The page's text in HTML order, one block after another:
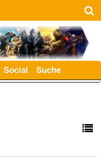
Social Suche